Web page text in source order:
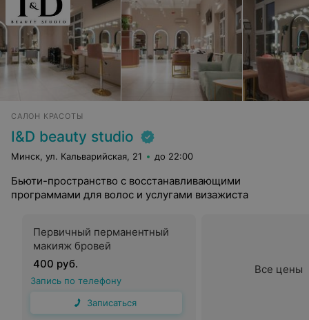
САЛОН КРАСОТЫ
I&D beauty studio
Минск, ул. Кальварийская, 21 до 22:00
Бьюти-пространство с восстанавливающими
программами для волос и услугами визажиста
Первичный перманентный
макияж бровей
400 руб.
Запись по телефону
Записаться
Все цены